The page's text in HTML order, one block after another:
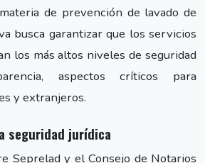
de prevención de lavado de
busca garantizar que los servicios
los más altos niveles de seguridad
aspectos críticos para
y extranjeros.
seguridad jurídica
Seprelad y el Consejo de Notarios